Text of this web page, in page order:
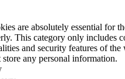
are absolutely essential for
This category only includes
and security features of the
any personal information.